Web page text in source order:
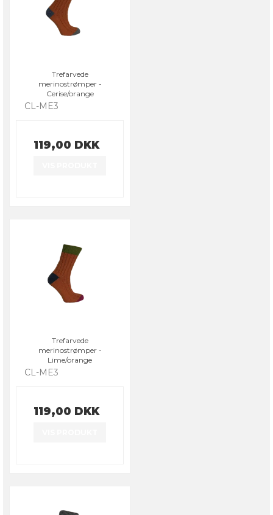
Trefarvede
merinostrømper -
Cerise/orange
CL-ME3
119,00 DKK
Trefarvede
merinostrømper -
Lime/orange
CL-ME3
119,00 DKK